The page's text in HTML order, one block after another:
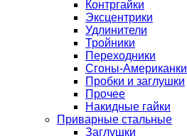
Контргайки
Эксцентрики
Удлинители
Тройники
Переходники
Сгоны-Американки
Пробки и заглушки
Прочее
Накидные гайки
Приварные стальные
Заглушки